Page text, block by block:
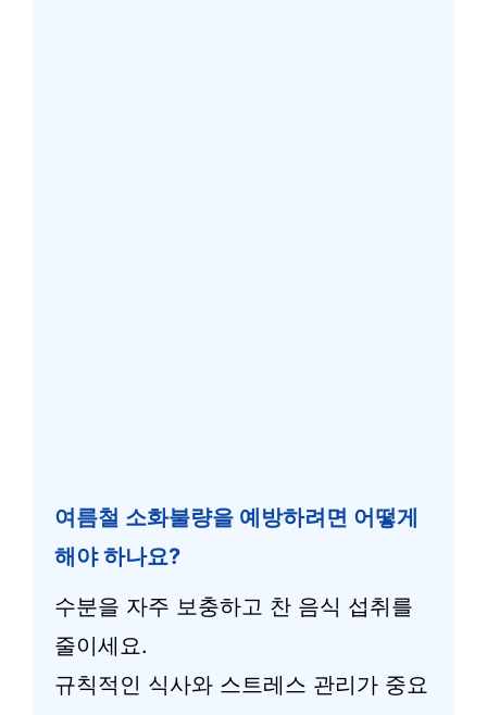
여름철 소화불량을 예방하려면 어떻게
해야 하나요?
수분을 자주 보충하고 찬 음식 섭취를
줄이세요.
규칙적인 식사와 스트레스 관리가 중요